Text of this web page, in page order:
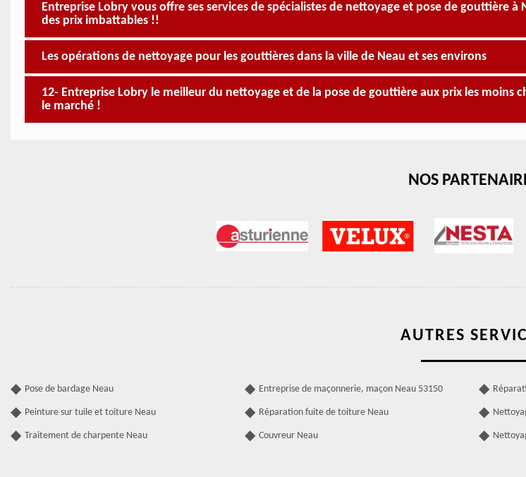
Entreprise Lobry vous offre ses services de spécialistes de nettoyage et pose de gouttière à
des prix imbattables !!
Les opérations de nettoyage pour les gouttières dans la ville de Neau et ses environs
12- Entreprise Lobry le meilleur du nettoyage et de la pose de gouttière aux prix les moins
le marché !
NOS
AUTRES
Pose de bardage Neau
Peinture sur tuile et toiture Neau
Traitement de charpente Neau
Entreprise de maçonnerie, maçon Neau 53150
Réparation fuite de toiture Neau
Couvreur Neau